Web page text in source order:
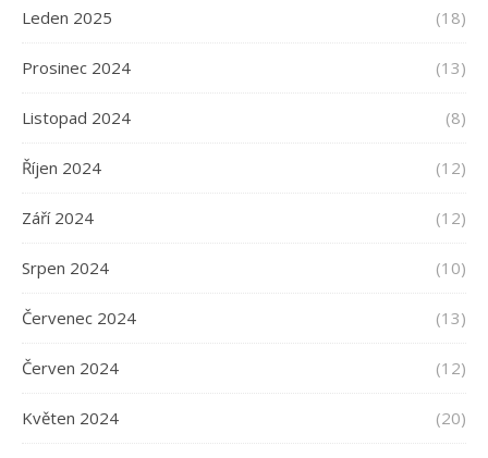
Leden 2025 (18)
Prosinec 2024 (13)
Listopad 2024 (8)
Říjen 2024 (12)
Září 2024 (12)
Srpen 2024 (10)
Červenec 2024 (13)
Červen 2024 (12)
Květen 2024 (20)